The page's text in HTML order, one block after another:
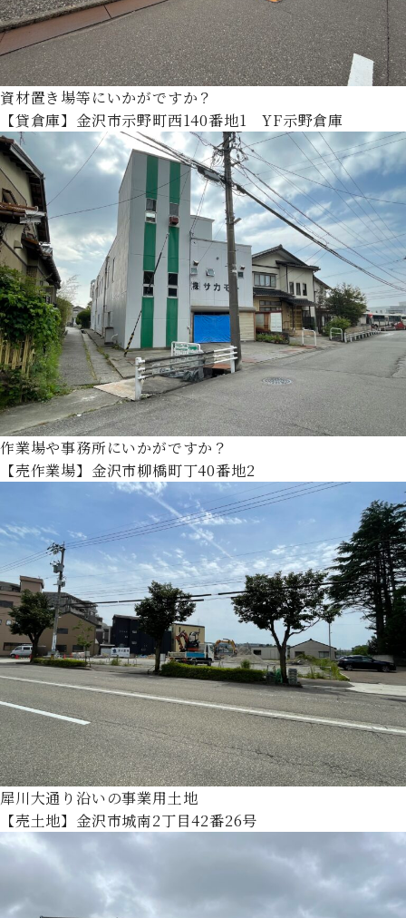
資材置き場等にいかがですか？
【貸倉庫】金沢市示野町西140番地1 YF示野倉庫
作業場や事務所にいかがですか？
【売作業場】金沢市柳橋町丁40番地2
犀川大通り沿いの事業用土地
【売土地】金沢市城南2丁目42番26号